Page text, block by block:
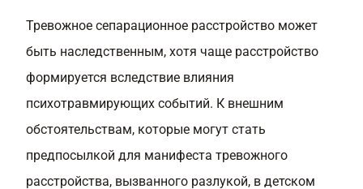
Тревожное сепарационное расстройство может
быть наследственным, хотя чаще расстройство
формируется вследствие влияния
психотравмирующих событий. К внешним
обстоятельствам, которые могут стать
предпосылкой для манифеста тревожного
расстройства, вызванного разлукой, в детском